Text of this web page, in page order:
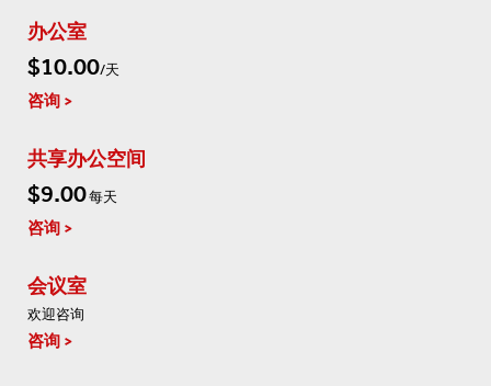
办公室
$10.00/天
咨询
共享办公空间
$9.00每天
咨询
会议室
欢迎咨询
咨询